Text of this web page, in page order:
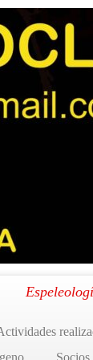
Socios
2025)